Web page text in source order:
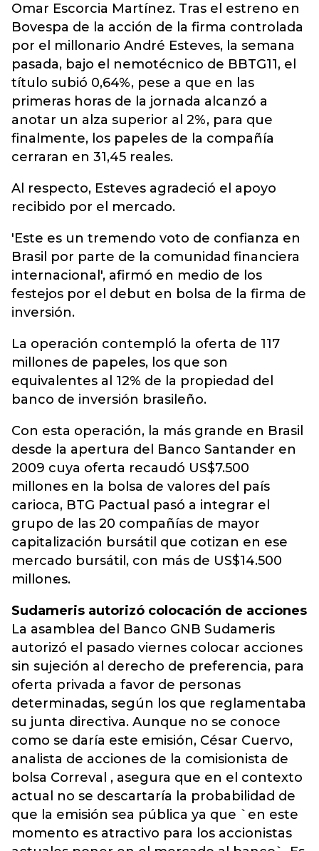
Omar Escorcia Martínez. Tras el estreno en
Bovespa de la acción de la firma controlada
por el millonario André Esteves, la semana
pasada, bajo el nemotécnico de BBTG11, el
título subió 0,64%, pese a que en las
primeras horas de la jornada alcanzó a
anotar un alza superior al 2%, para que
finalmente, los papeles de la compañía
cerraran en 31,45 reales.
Al respecto, Esteves agradeció el apoyo
recibido por el mercado.
'Este es un tremendo voto de confianza en
Brasil por parte de la comunidad financiera
internacional', afirmó en medio de los
festejos por el debut en bolsa de la firma de
inversión.
La operación contempló la oferta de 117
millones de papeles, los que son
equivalentes al 12% de la propiedad del
banco de inversión brasileño.
Con esta operación, la más grande en Brasil
desde la apertura del Banco Santander en
2009 cuya oferta recaudó US$7.500
millones en la bolsa de valores del país
carioca, BTG Pactual pasó a integrar el
grupo de las 20 compañías de mayor
capitalización bursátil que cotizan en ese
mercado bursátil, con más de US$14.500
millones.
Sudameris autorizó colocación de acciones
La asamblea del Banco GNB Sudameris
autorizó el pasado viernes colocar acciones
sin sujeción al derecho de preferencia, para
oferta privada a favor de personas
determinadas, según los que reglamentaba
su junta directiva. Aunque no se conoce
como se daría este emisión, César Cuervo,
analista de acciones de la comisionista de
bolsa Correval , asegura que en el contexto
actual no se descartaría la probabilidad de
que la emisión sea pública ya que `en este
momento es atractivo para los accionistas